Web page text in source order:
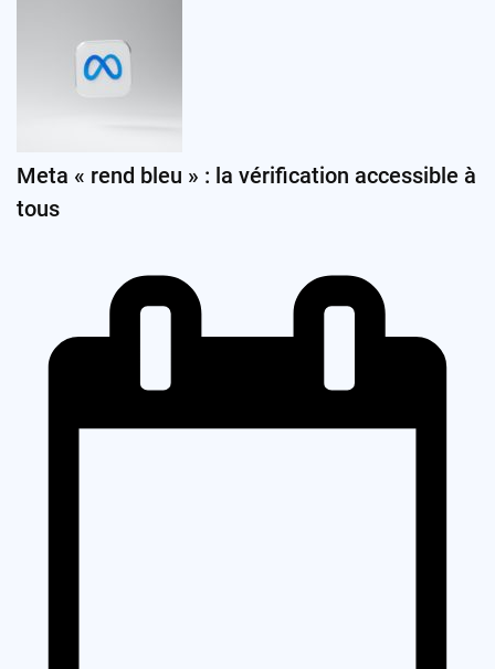
Meta « rend bleu » : la vérification accessible à
tous